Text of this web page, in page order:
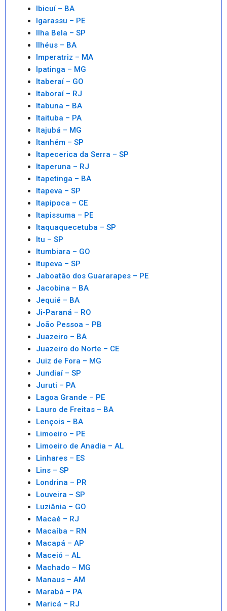
Ibicuí – BA
Igarassu – PE
Ilha Bela – SP
Ilhéus – BA
Imperatriz – MA
Ipatinga – MG
Itaberaí – GO
Itaboraí – RJ
Itabuna – BA
Itaituba – PA
Itajubá – MG
Itanhém – SP
Itapecerica da Serra – SP
Itaperuna – RJ
Itapetinga – BA
Itapeva – SP
Itapipoca – CE
Itapissuma – PE
Itaquaquecetuba – SP
Itu – SP
Itumbiara – GO
Itupeva – SP
Jaboatão dos Guararapes – PE
Jacobina – BA
Jequié – BA
Ji-Paraná – RO
João Pessoa – PB
Juazeiro – BA
Juazeiro do Norte – CE
Juiz de Fora – MG
Jundiaí – SP
Juruti – PA
Lagoa Grande – PE
Lauro de Freitas – BA
Lençois – BA
Limoeiro – PE
Limoeiro de Anadia – AL
Linhares – ES
Lins – SP
Londrina – PR
Louveira – SP
Luziânia – GO
Macaé – RJ
Macaíba – RN
Macapá – AP
Maceió – AL
Machado – MG
Manaus – AM
Marabá – PA
Maricá – RJ